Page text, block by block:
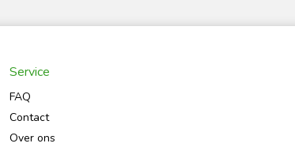
Service
FAQ
Contact
Over ons